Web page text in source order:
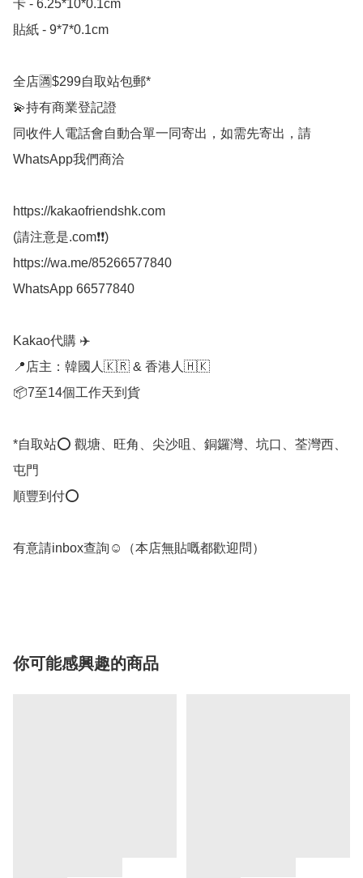
卡 - 6.25*10*0.1cm
貼紙 - 9*7*0.1cm
全店🈵$299自取站包郵*
💫持有商業登記證
同收件人電話會自動合單一同寄出，如需先寄出，請
WhatsApp我們商洽
https://kakaofriendshk.com
(請注意是.com❗❗)
https://wa.me/85266577840
WhatsApp 66577840
Kakao代購 ✈️
📍店主：韓國人🇰🇷 & 香港人🇭🇰
📦7至14個工作天到貨
*自取站⭕ 觀塘、旺角、尖沙咀、銅鑼灣、坑口、荃灣西、
屯門
順豐到付⭕
有意請inbox查詢☺️（本店無貼嘅都歡迎問） 
你可能感興趣的商品